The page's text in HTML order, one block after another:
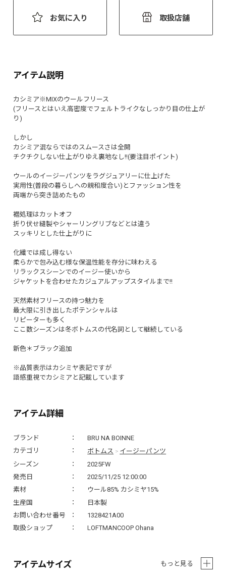
お気に入り 取扱店舗
アイテム詳細
ブランド
BRU NA BOINNE
カテゴリ
ボトムス > イージーパンツ
シーズン
2025FW
発売日
2025/11/25 12:00:00
素材
ウール85% カシミヤ15%
生産国
日本製
お問い合わせ番号
1328421A00
取扱ショップ
LOFTMANCOOP Ohana
アイテム説明
カシミア※MIXのウールフリース
(フリースとはいえ高密度でフェルトライクなしっかり目の仕上が
り)
しかし
カシミア混ならではのスムースさは全開
チクチクしない仕上がりゆえ裏地なし!!(要注目ポイント)
ウールのイージーパンツをラグジュアリーに仕上げた
実用性(普段の暮らしへの親和度合い)とファッション性を
両端から突き詰めたもの
裾処理はカットオフ
折り伏せ縫製やシャーリングリブなどとは違う
スッキリとした仕上がりに
化繊では成し得ない
柔らかで包み込む様な保温性能を存分に味わえる
リラックスシーンでのイージー使いから
ジャケットを合わせたカジュアルアップスタイルまで!!
天然素材フリースの持つ魅力を
最大限に引き出したポテンシャルは
リピーターも多く
ここ数シーズンは冬ボトムスの代名詞として継続している
新色＊ブラック追加
※品質表示はカシミヤ表記ですが
語感重視でカシミアと記載しています
アイテムサイズ もっと見る